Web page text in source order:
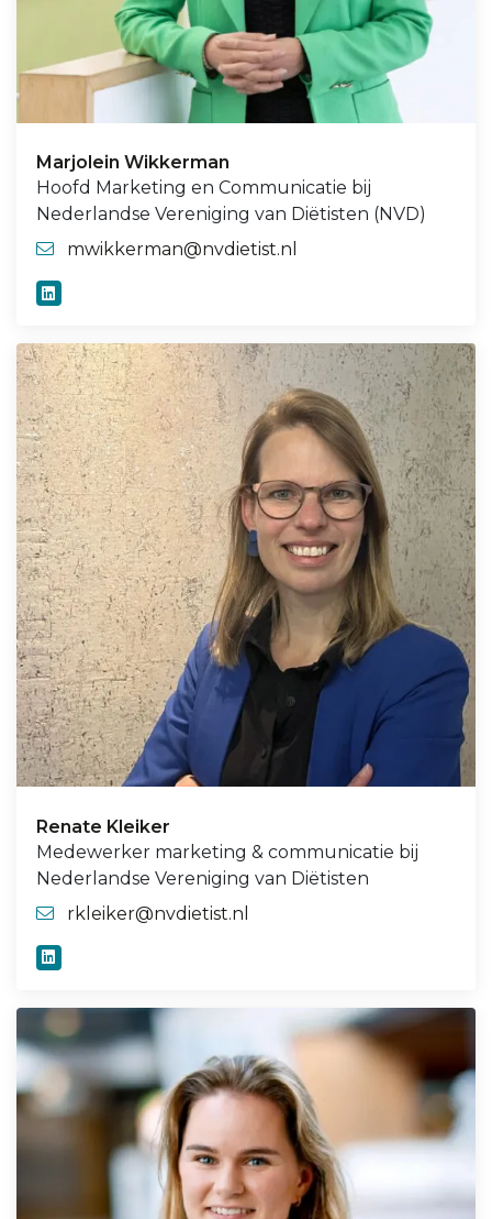
Marjolein Wikkerman
Hoofd Marketing en Communicatie bij
Nederlandse Vereniging van Diëtisten (NVD)
mwikkerman@nvdietist.nl
Renate Kleiker
Medewerker marketing & communicatie bij
Nederlandse Vereniging van Diëtisten
rkleiker@nvdietist.nl